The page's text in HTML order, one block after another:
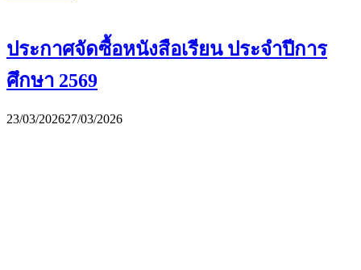
ประกาศจัดซื้อหนังสือเรียน ประจำปีการ
ศึกษา 2569
23/03/202627/03/2026